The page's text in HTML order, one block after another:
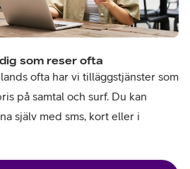
som reser ofta
ofta har vi tilläggstjänster som
på samtal och surf. Du kan
själv med sms, kort eller i